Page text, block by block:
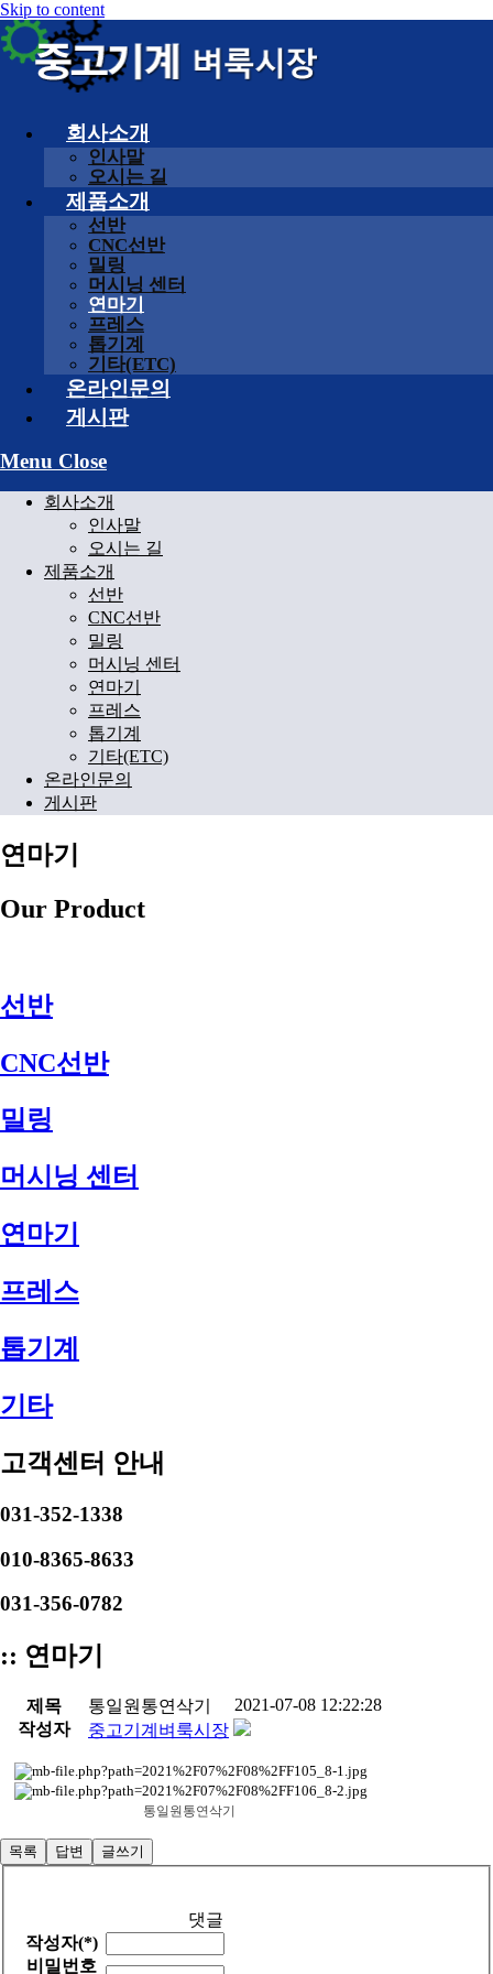
Skip to content
회사소개
인사말
오시는 길
제품소개
선반
CNC선반
밀링
머시닝 센터
연마기
프레스
톱기계
기타(ETC)
온라인문의
게시판
Menu Close
회사소개
인사말
오시는 길
제품소개
선반
CNC선반
밀링
머시닝 센터
연마기
프레스
톱기계
기타(ETC)
온라인문의
게시판
연마기
Our Product
선반
CNC선반
밀링
머시닝 센터
연마기
프레스
톱기계
기타
고객센터 안내
031-352-1338
010-8365-8633
031-356-0782
:: 연마기
제목 통일원통연삭기
2021-07-08 12:22:28
작성자
중고기계벼룩시장
통일원통연삭기
목록 답변 글쓰기
댓글
작성자(*)
비밀번호